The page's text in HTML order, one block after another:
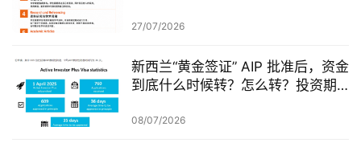
27/07/2026
新西兰“黄金签证” AIP 批准后，资金
到底什么时候转？怎么转？投资期
08/07/2026